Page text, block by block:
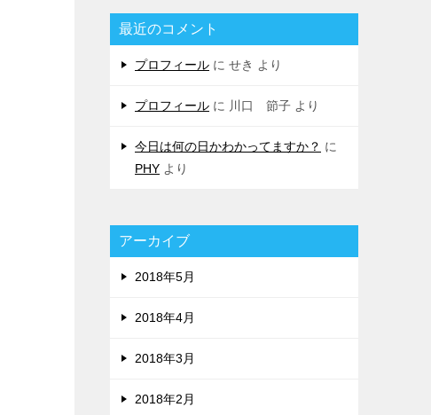
最近のコメント
プロフィール に せき より
プロフィール に 川口 節子 より
今日は何の日かわかってますか？ に
PHY より
アーカイブ
2018年5月
2018年4月
2018年3月
2018年2月